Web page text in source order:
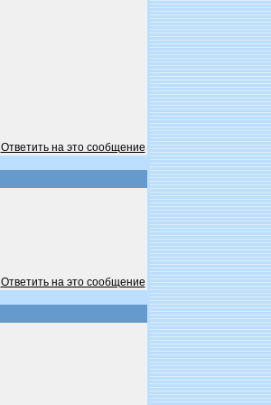
Ответить на это сообщение
Ответить на это сообщение